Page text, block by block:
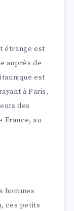
étrange est
auprès de
est
à Paris,
des
France, au
hommes
ces petits